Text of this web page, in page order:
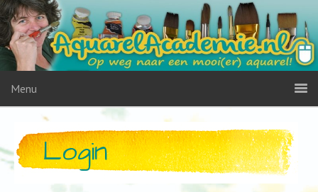
Menu
Login